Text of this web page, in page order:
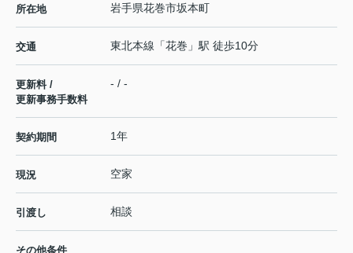
所在地 岩手県花巻市坂本町
交通 東北本線 「花巻 」駅 徒歩10分
更新料 /
更新事務手数料
- / -
契約期間 1年
現況 空家
引渡し 相談
その他条件